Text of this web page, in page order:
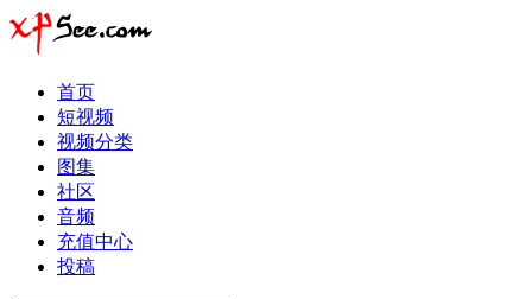
首页
短视频
视频分类
图集
社区
音频
充值中心
投稿